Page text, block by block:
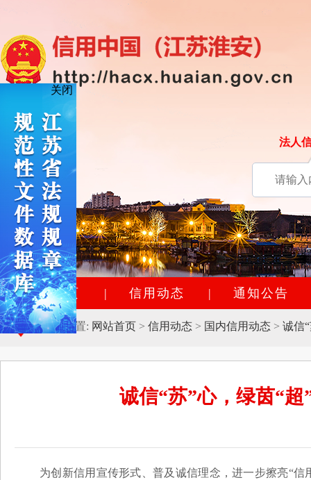
法人
网站首页 | 信用动态 | 通知公告
当前位置: 网站首页 > 信用动态 > 国内信用动态 > 诚信
诚信“苏”心，绿茵“
为创新信用宣传形式、普及诚信理念，进一步擦亮“
关闭